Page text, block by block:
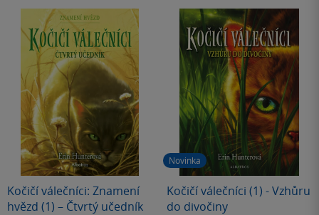
Kočičí válečníci: Znamení
hvězd (1) – Čtvrtý učedník
Novinka
Kočičí válečníci (1) - Vzhůru
do divočiny